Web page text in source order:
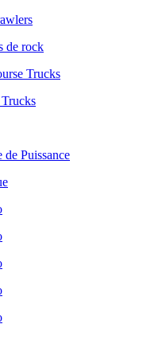
de rock
Trucks
de Puissance